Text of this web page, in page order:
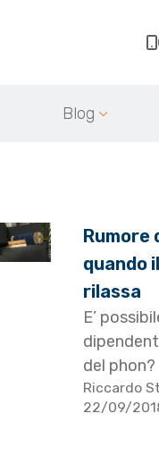
Blog
Rumore
quando
rilassa
E’
del phon?
Riccardo
22/09/